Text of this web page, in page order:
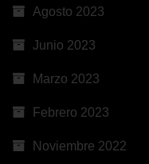
Agosto 2023
Junio 2023
Marzo 2023
Febrero 2023
Noviembre 2022